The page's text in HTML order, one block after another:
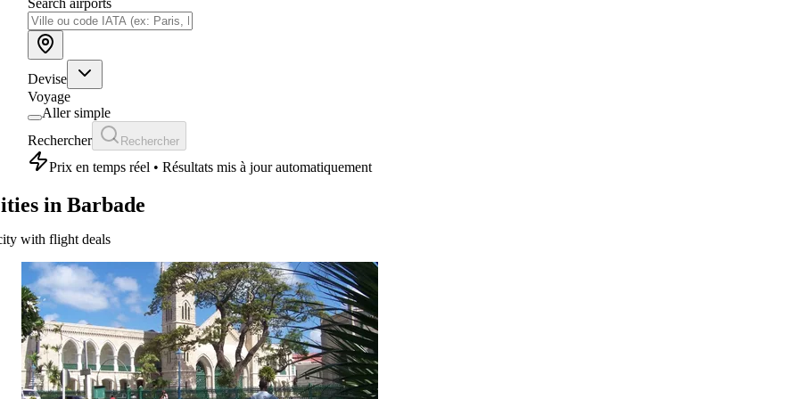
Search airports
Devise
Voyage
Aller simple
Rechercher
Rechercher
Prix en temps réel • Résultats mis à jour automatiquement
in Barbade
with flight deals